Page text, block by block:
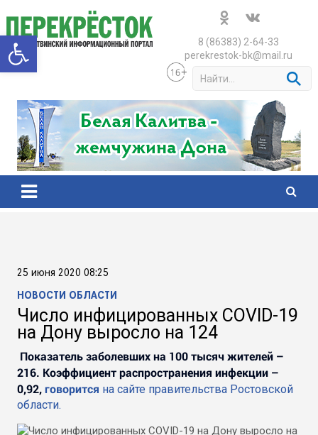
to
content
8 (86383) 2-64-33
perekrestok-bk@mail.ru
a
r
c
h
25 июня 2020 08:25
НОВОСТИ ОБЛАСТИ
Число инфицированных COVID-19
на Дону выросло на 124
Показатель заболевших на 100 тысяч жителей –
216. Коэффициент распространения инфекции –
0,92,говорится на сайте правительства Ростовской
области.
Открыть панель